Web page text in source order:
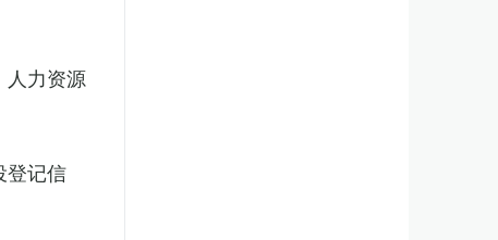
人力资源
登记信